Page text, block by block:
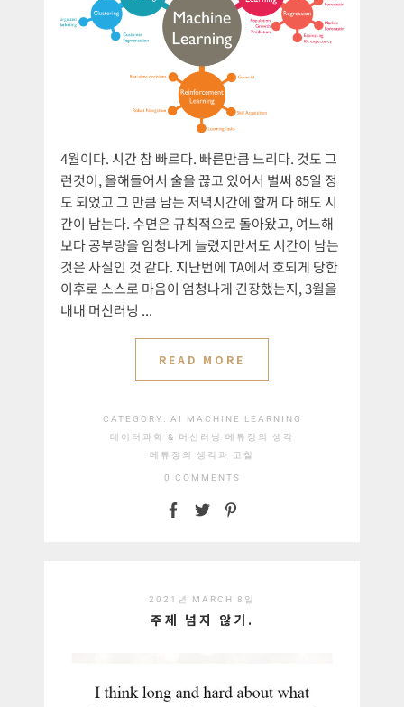
4월이다. 시간 참 빠르다. 빠른만큼 느리다. 것도 그
런것이, 올해들어서 술을 끊고 있어서 벌써 85일 정
도 되었고 그 만큼 남는 저녁시간에 할꺼 다 해도 시
간이 남는다. 수면은 규칙적으로 돌아왔고, 여느해
보다 공부량을 엄청나게 늘렸지만서도 시간이 남는
것은 사실인 것 같다. 지난번에 TA에서 호되게 당한
이후로 스스로 마음이 엄청나게 긴장했는지, 3월을
내내 머신러닝 ...
READ MORE
CATEGORY: AI
MACHINE LEARNING
데이터과학 & 머신러닝
메튜장의 생각
메튜장의 생각과 고찰
0 COMMENTS
2021년 MARCH 8일
주제 넘지 않기.